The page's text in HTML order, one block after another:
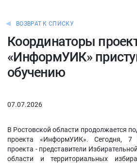
ВОЗВРАТ К СПИСКУ
Координаторы
«ИнформУИК»
обучению
07.07.2026
В Ростовской области продолжается
проекта «ИнформУИК». Сегодня, 7
проекта - представители
области и территориальных